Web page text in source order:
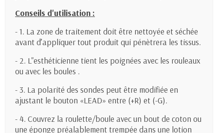
Conseils d'utilisation :
- 1. La zone de traitement doit être nettoyée et séchée
avant d’appliquer tout produit qui pénètrera les tissus.
- 2. L"esthéticienne tient les poignées avec les rouleaux
ou avec les boules .
- 3. La polarité des sondes peut être modifiée en
ajustant le bouton «LEAD» entre (+R) et (-G).
- 4. Couvrez la roulette/boule avec un bout de coton ou
une éponge préalablement trempée dans une lotion